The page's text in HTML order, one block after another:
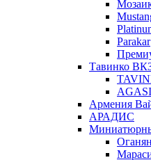
Parakar
Тавинко
AGASI
Армения
АРАДИС